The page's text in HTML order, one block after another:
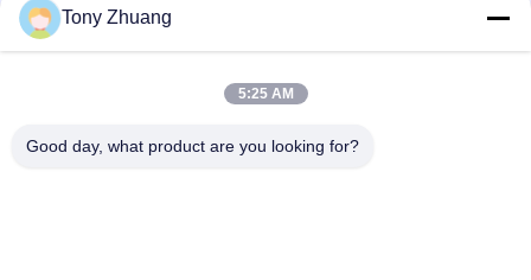
Houten Planer van 15.2m/Min MB1010E MB1013E en de Enige
Kant van Thicknesser
Van de Houtbewerkingsthicknesser van MB523F MB524F de
Tony Zhuang
5:25 AM
Good day, what product are you looking for?